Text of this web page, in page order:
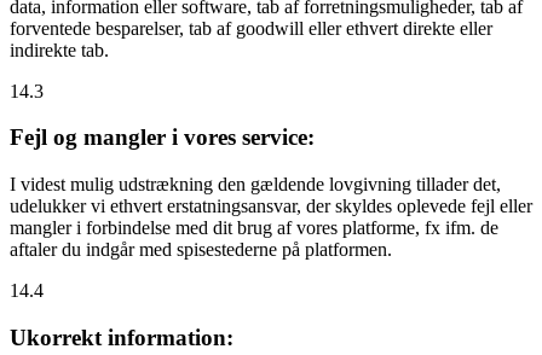
data, information eller software, tab af forretningsmuligheder, tab af
forventede besparelser, tab af goodwill eller ethvert direkte eller
indirekte tab.
14.3
Fejl og mangler i vores service:
I videst mulig udstrækning den gældende lovgivning tillader det,
udelukker vi ethvert erstatningsansvar, der skyldes oplevede fejl eller
mangler i forbindelse med dit brug af vores platforme, fx ifm. de
aftaler du indgår med spisestederne på platformen.
14.4
Ukorrekt information: